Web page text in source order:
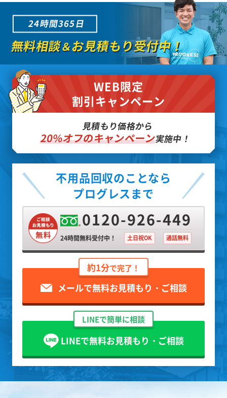
24時間365日
無料相談＆お見積もり受付中！
WEB限定
割引キャンペーン
見積もり価格から
20%オフのキャンペーン実施中！
不用品回収のことなら
プログレスまで
0120-926-449
24時間無料受付中！ 土日祝OK 通話無料
約1分で完了！
メールで無料お見積もり・ご相談
LINEで簡単に相談
LINEで無料お見積もり・ご相談